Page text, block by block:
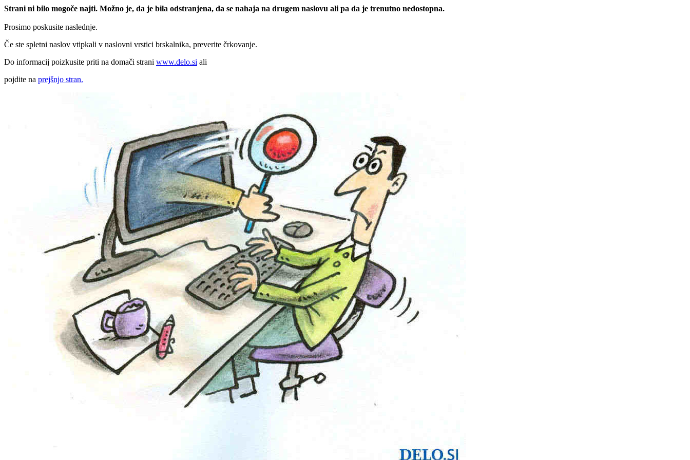
Strani ni bilo mogoče najti. Možno je, da je bila odstranjena, da se nahaja na drugem naslovu ali pa da je trenutno nedostopna.
Prosimo poskusite naslednje.
Če ste spletni naslov vtipkali v naslovni vrstici brskalnika, preverite črkovanje.
Do informacij poizkusite priti na domači strani www.delo.si ali
pojdite na prejšnjo stran.